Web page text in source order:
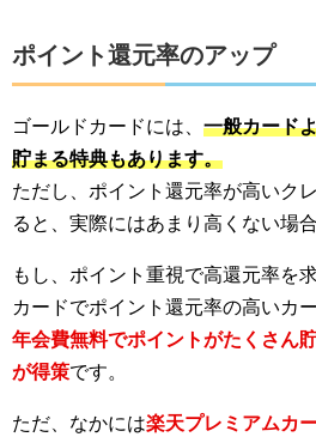
ポイント還元率のアップ
ゴールドカードには、 一般カード
貯まる特典もあります。
ただし、ポイント還元率が高いク
ると、実際にはあまり高くない場
もし、ポイント重視で高還元率を
カードでポイント還元率の高いカ
年会費無料でポイントがたくさん
が得策です。
ただ、なかには楽天プレミアムカ